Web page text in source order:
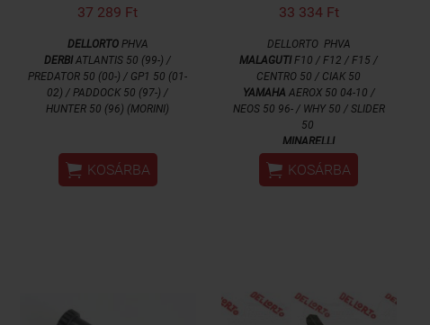
37 289 Ft
DELLORTOPHVA
DERBI ATLANTIS 50 (99-) /
PREDATOR 50 (00-) / GP1 50 (01-
02) / PADDOCK 50 (97-) /
HUNTER 50 (96) (MORINI)
 KOSÁRBA
33 334 Ft
DELLORTO PHVA
MALAGUTI F10 / F12 / F15 /
CENTRO 50 / CIAK 50
YAMAHA AEROX 50 04-10 /
NEOS 50 96- / WHY 50 / SLIDER
50
MINARELLI
 KOSÁRBA